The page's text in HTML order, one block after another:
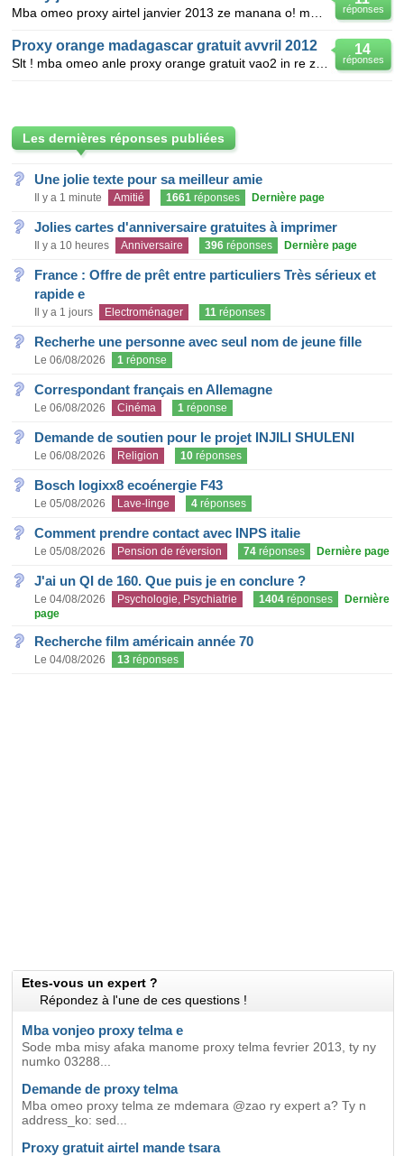
réponses
14
réponses
Proxy orange madagascar gratuit avvril 2012
Les dernières réponses publiées
Une jolie texte pour sa meilleur amie
Il y a 1 minute Amitié 1661 réponses Dernière page
Jolies cartes d'anniversaire gratuites à imprimer
Il y a 10 heures Anniversaire 396 réponses Dernière page
France : Offre de prêt entre particuliers Très sérieux et
rapide e
Il y a 1 jours Electroménager 11 réponses
Recherhe une personne avec seul nom de jeune fille
Le 06/08/2026 1 réponse
Correspondant français en Allemagne
Le 06/08/2026 Cinéma 1 réponse
Demande de soutien pour le projet INJILI SHULENI
Le 06/08/2026 Religion 10 réponses
Bosch logixx8 ecoénergie F43
Le 05/08/2026 Lave-linge 4 réponses
Comment prendre contact avec INPS italie
Le 05/08/2026 Pension de réversion 74 réponses Dernière page
J'ai un QI de 160. Que puis je en conclure ?
Le 04/08/2026 Psychologie, Psychiatrie 1404 réponses
Dernière
page
Recherche film américain année 70
Le 04/08/2026 13 réponses
Etes-vous un expert ?
Répondez à l'une de ces questions !
Mba vonjeo proxy telma e
Sode mba misy afaka manome proxy telma fevrier 2013, ty ny
numko 03288...
Demande de proxy telma
Mba omeo proxy telma ze mdemara @zao ry expert a? Ty n
address_ko: sed...
Proxy gratuit airtel mande tsara